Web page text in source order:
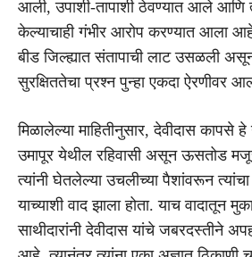
आली, उपाशी-तापाशी ठेवण्यात आले आणि
केल्याचाही गंभीर आरोप करण्यात आला
बीड जिल्ह्यात संतापाची लाट उसळली
सुरक्षिततेचा प्रश्न पुन्हा एकदा ऐरणीवर
मिळालेल्या माहितीनुसार, देवीदास कापसे
उमापूर येथील रहिवासी असून ऊसतोड
त्यांनी घेतलेल्या उचलीच्या पैशांवरून
याच्याशी वाद झाला होता. याच वादातून
साथीदारांनी देवीदास यांचे जबरदस्तीने